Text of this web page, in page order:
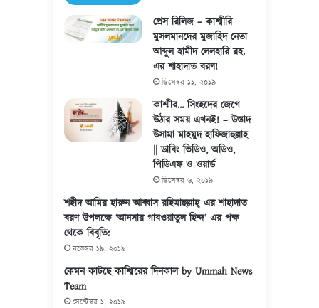
প্রেস রিলিজ – কাশ্মীরি
মুসলমানদের মুজাহিদ নেতা
আব্দুল হামীদ লেলহারি রহ.
এর শাহাদাত বরণ!
ডিসেম্বর ১১, ২০১৯
কাশ্মীর… সিংহদের জেগে
উঠার সময় এখনই! – উস্তাদ
উসামা মাহমুদ হাফিজাহুল্লাহ
|| ডাবিং ভিডিও, অডিও,
পিডিএফ ও ওয়ার্ড
ডিসেম্বর ৬, ২০১৯
শহীদ আমির হারুন আব্বাস রহিমাহুল্লাহ্ এর শাহাদাত
বরণ উপলক্ষে ‘আনসার গাযওয়াতুল হিন্দ’ এর পক্ষ
থেকে বিবৃতি:
নভেম্বর ১৯, ২০১৯
কেমন কাটছে কাশ্মিরের দিনকাল by Ummah News
Team
সেপ্টেম্বর ১, ২০১৯